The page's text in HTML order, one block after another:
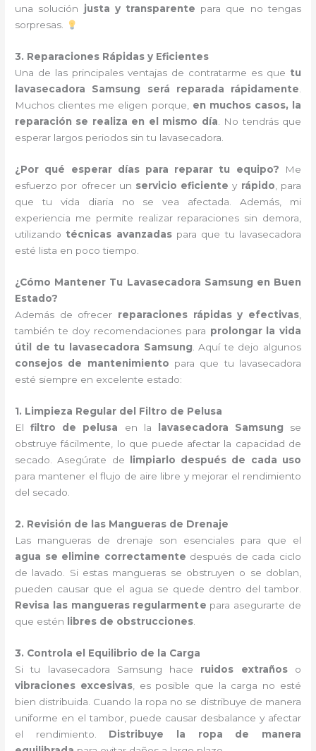
una solución justa y transparente para que no tengas
sorpresas.
3. Reparaciones Rápidas y Eficientes
Una de las principales ventajas de contratarme es que tu
lavasecadora Samsung será reparada rápidamente.
Muchos clientes me eligen porque, en muchos casos, la
reparación se realiza en el mismo día. No tendrás que
esperar largos periodos sin tu lavasecadora.
¿Por qué esperar días para reparar tu equipo? Me
esfuerzo por ofrecer un servicio eficiente y rápido , para
que tu vida diaria no se vea afectada. Además, mi
experiencia me permite realizar reparaciones sin demora,
utilizando técnicas avanzadaspara que tu lavasecadora
esté lista en poco tiempo.
¿Cómo Mantener Tu Lavasecadora Samsung en Buen
Estado?
Además de ofrecer reparaciones rápidas y efectivas,
también te doy recomendaciones para prolongar la vida
útil de tu lavasecadora Samsung . Aquí te dejo algunos
consejos de mantenimiento para que tu lavasecadora
esté siempre en excelente estado:
1. Limpieza Regular del Filtro de Pelusa
Elfiltro de pelusa en la lavasecadora Samsung se
obstruye fácilmente, lo que puede afectar la capacidad de
secado. Asegúrate de
limpiarlo después de cada uso
para mantener el flujo de aire libre y mejorar el rendimiento
del secado.
2. Revisión de las Mangueras de Drenaje
Las mangueras de drenaje son esenciales para que el
agua se elimine correctamente después de cada ciclo
de lavado. Si estas mangueras se obstruyen o se doblan,
pueden causar que el agua se quede dentro del tambor.
Revisa las mangueras regularmente para asegurarte de
que estén
libres de obstrucciones
3. Controla el Equilibrio de la Carga
Si tu lavasecadora Samsung hace ruidos extrañoso
vibraciones excesivas, es posible que la carga no esté
bien distribuida. Cuando la ropa no se distribuye de manera
uniforme en el tambor, puede causar desbalance y afectar
el rendimiento. Distribuye la ropa de manera